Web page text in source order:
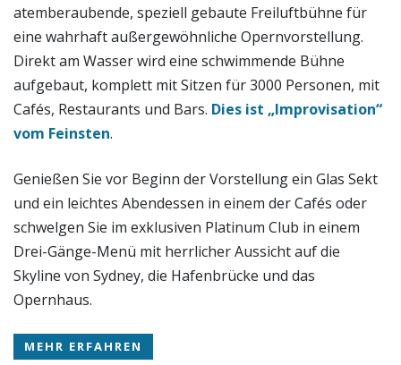
atemberaubende, speziell gebaute Freiluftbühne für
eine wahrhaft außergewöhnliche Opernvorstellung.
Direkt am Wasser wird eine schwimmende Bühne
aufgebaut, komplett mit Sitzen für 3000 Personen, mit
Cafés, Restaurants und Bars. Dies ist „Improvisation“
vom Feinsten.
Genießen Sie vor Beginn der Vorstellung ein Glas Sekt
und ein leichtes Abendessen in einem der Cafés oder
schwelgen Sie im exklusiven Platinum Club in einem
Drei-Gänge-Menü mit herrlicher Aussicht auf die
Skyline von Sydney, die Hafenbrücke und das
Opernhaus.
MEHR ERFAHREN